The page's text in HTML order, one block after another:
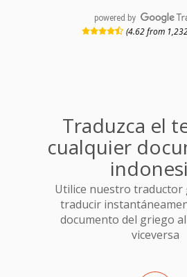
powered by
(4.62 from
Traduzca el
cualquier
Utilice nuestro
traducir
documento del griego
viceversa